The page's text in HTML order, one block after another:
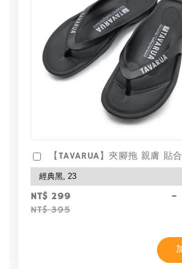
【TAVARUA】夾腳拖 親膚 貼
NT$ 299
NT$ 395
-